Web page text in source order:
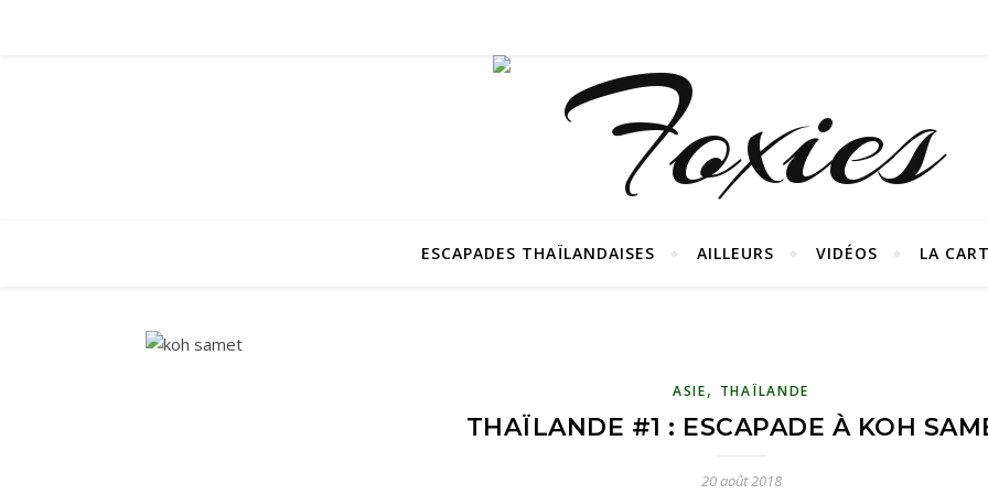
ESCAPADES THAÏLANDAISES AILLEURS VIDÉOS LA
ASIE, THAÏLANDE
THAÏLANDE #1 : ESCAPADE À KOH
20 août 2018